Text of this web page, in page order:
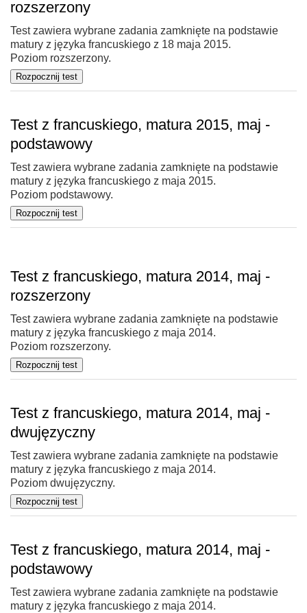
rozszerzony
Test zawiera wybrane zadania zamknięte na podstawie
matury z języka francuskiego z 18 maja 2015.
Poziom rozszerzony.
Test z francuskiego, matura 2015, maj -
podstawowy
Test zawiera wybrane zadania zamknięte na podstawie
matury z języka francuskiego z maja 2015.
Poziom podstawowy.
Test z francuskiego, matura 2014, maj -
rozszerzony
Test zawiera wybrane zadania zamknięte na podstawie
matury z języka francuskiego z maja 2014.
Poziom rozszerzony.
Test z francuskiego, matura 2014, maj -
dwujęzyczny
Test zawiera wybrane zadania zamknięte na podstawie
matury z języka francuskiego z maja 2014.
Poziom dwujęzyczny.
Test z francuskiego, matura 2014, maj -
podstawowy
Test zawiera wybrane zadania zamknięte na podstawie
matury z języka francuskiego z maja 2014.